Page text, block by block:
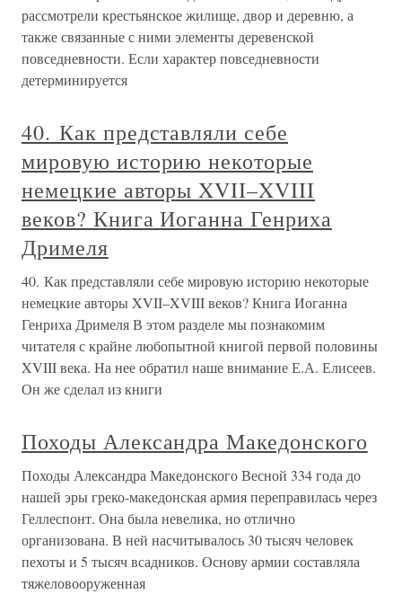
рассмотрели крестьянское жилище, двор и деревню, а
также связанные с ними элементы деревенской
повседневности. Если характер повседневности
детерминируется
40. Как представляли себе
мировую историю некоторые
немецкие авторы XVII–XVIII
веков? Книга Иоганна Генриха
Дримеля
40. Как представляли себе мировую историю некоторые
немецкие авторы XVII–XVIII веков? Книга Иоганна
Генриха Дримеля В этом разделе мы познакомим
читателя с крайне любопытной книгой первой половины
XVIII века. На нее обратил наше внимание Е.А. Елисеев.
Он же сделал из книги
Походы Александра Македонского
Походы Александра Македонского Весной 334 года до
нашей эры греко-македонская армия переправилась через
Геллеспонт. Она была невелика, но отлично
организована. В ней насчитывалось 30 тысяч человек
пехоты и 5 тысяч всадников. Основу армии составляла
тяжеловооруженная